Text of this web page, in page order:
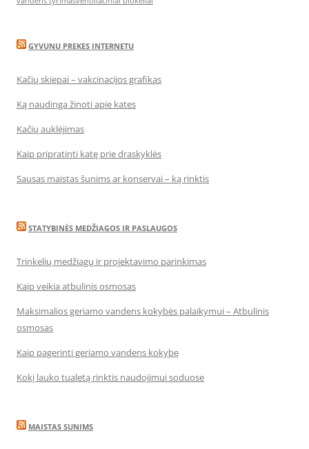
GYVUNU PREKES INTERNETU
Kačių skiepai – vakcinacijos grafikas
Ką naudinga žinoti apie kates
Kačių auklėjimas
Kaip pripratinti katę prie draskyklės
Sausas maistas šunims ar konservai – ką rinktis
STATYBINĖS MEDŽIAGOS IR PASLAUGOS
Trinkelių medžiagų ir projektavimo parinkimas
Kaip veikia atbulinis osmosas
Maksimalios geriamo vandens kokybės palaikymui – Atbulinis
osmosas
Kaip pagerinti geriamo vandens kokybę
Kokį lauko tualetą rinktis naudojimui soduose
MAISTAS SUNIMS